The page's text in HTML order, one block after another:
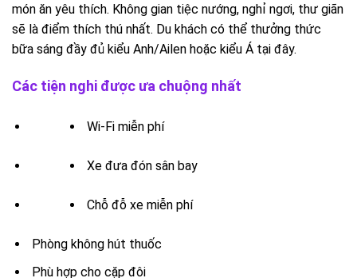
món ăn yêu thích. Không gian tiệc nướng, nghỉ ngơi, thư giãn
sẽ là điểm thích thú nhất. Du khách có thể thưởng thức
bữa sáng đầy đủ kiểu Anh/Ailen hoặc kiểu Á tại đây.
Các tiện nghi được ưa chuộng nhất
Wi-Fi miễn phí
Xe đưa đón sân bay
Chỗ đỗ xe miễn phí
Phòng không hút thuốc
Phù hợp cho cặp đôi